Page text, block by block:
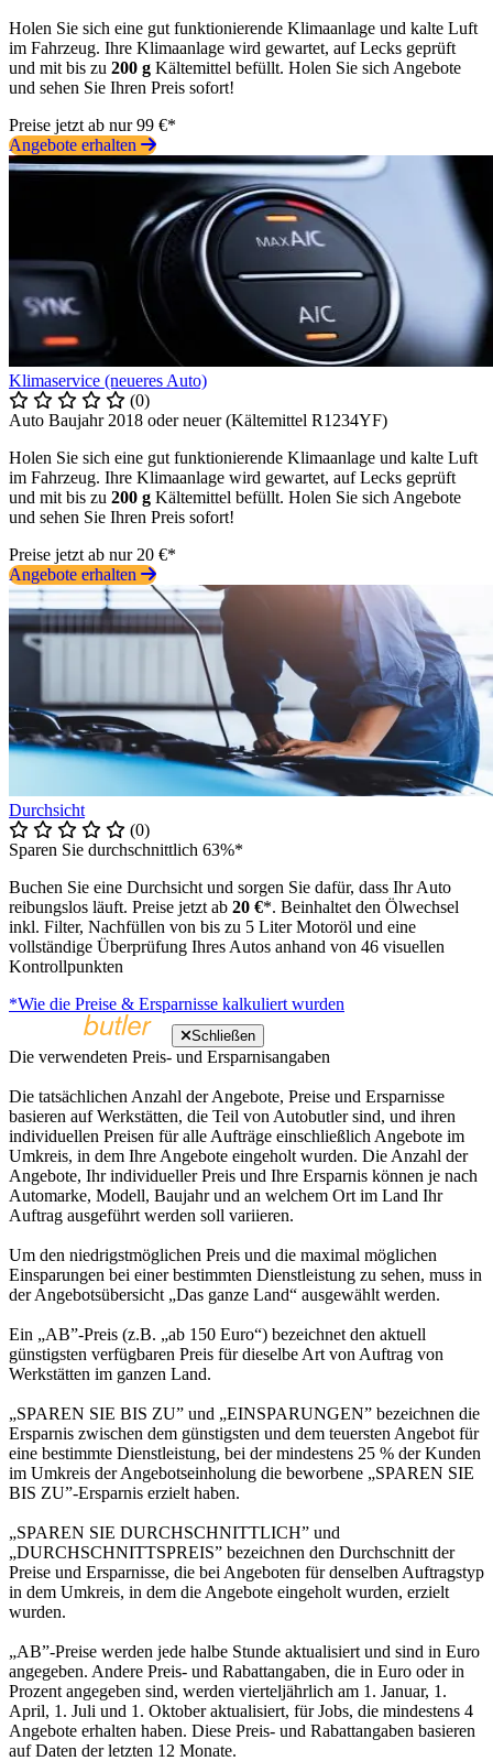
Holen Sie sich eine gut funktionierende Klimaanlage und kalte Luft
im Fahrzeug. Ihre Klimaanlage wird gewartet, auf Lecks geprüft
und mit bis zu 200 g Kältemittel befüllt. Holen Sie sich Angebote
und sehen Sie Ihren Preis sofort!
Preise jetzt ab nur 99 €*
Angebote erhalten
Klimaservice (neueres Auto)
(0)
Auto Baujahr 2018 oder neuer (Kältemittel R1234YF)
Holen Sie sich eine gut funktionierende Klimaanlage und kalte Luft
im Fahrzeug. Ihre Klimaanlage wird gewartet, auf Lecks geprüft
und mit bis zu 200 g Kältemittel befüllt. Holen Sie sich Angebote
und sehen Sie Ihren Preis sofort!
Preise jetzt ab nur 20 €*
Angebote erhalten
Durchsicht
(0)
Sparen Sie durchschnittlich 63%*
Buchen Sie eine Durchsicht und sorgen Sie dafür, dass Ihr Auto
reibungslos läuft. Preise jetzt ab 20 €*. Beinhaltet den Ölwechsel
inkl. Filter, Nachfüllen von bis zu 5 Liter Motoröl und eine
vollständige Überprüfung Ihres Autos anhand von 46 visuellen
Kontrollpunkten
*Wie die Preise & Ersparnisse kalkuliert wurden
Schließen
Die verwendeten Preis- und Ersparnisangaben
Die tatsächlichen Anzahl der Angebote, Preise und Ersparnisse
basieren auf Werkstätten, die Teil von Autobutler sind, und ihren
individuellen Preisen für alle Aufträge einschließlich Angebote im
Umkreis, in dem Ihre Angebote eingeholt wurden. Die Anzahl der
Angebote, Ihr individueller Preis und Ihre Ersparnis können je nach
Automarke, Modell, Baujahr und an welchem Ort im Land Ihr
Auftrag ausgeführt werden soll variieren.
Um den niedrigstmöglichen Preis und die maximal möglichen
Einsparungen bei einer bestimmten Dienstleistung zu sehen, muss in
der Angebotsübersicht „Das ganze Land“ ausgewählt werden.
Ein „AB”-Preis (z.B. „ab 150 Euro“) bezeichnet den aktuell
günstigsten verfügbaren Preis für dieselbe Art von Auftrag von
Werkstätten im ganzen Land.
„SPAREN SIE BIS ZU” und „EINSPARUNGEN” bezeichnen die
Ersparnis zwischen dem günstigsten und dem teuersten Angebot für
eine bestimmte Dienstleistung, bei der mindestens 25 % der Kunden
im Umkreis der Angebotseinholung die beworbene „SPAREN SIE
BIS ZU”-Ersparnis erzielt haben.
„SPAREN SIE DURCHSCHNITTLICH” und
„DURCHSCHNITTSPREIS” bezeichnen den Durchschnitt der
Preise und Ersparnisse, die bei Angeboten für denselben Auftragstyp
in dem Umkreis, in dem die Angebote eingeholt wurden, erzielt
wurden.
„AB”-Preise werden jede halbe Stunde aktualisiert und sind in Euro
angegeben. Andere Preis- und Rabattangaben, die in Euro oder in
Prozent angegeben sind, werden vierteljährlich am 1. Januar, 1.
April, 1. Juli und 1. Oktober aktualisiert, für Jobs, die mindestens 4
Angebote erhalten haben. Diese Preis- und Rabattangaben basieren
auf Daten der letzten 12 Monate.